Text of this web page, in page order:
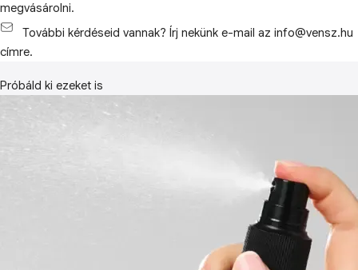
megvásárolni.
További kérdéseid vannak? Írj nekünk e-mail az info@vensz.hu
címre.
Próbáld ki ezeket is